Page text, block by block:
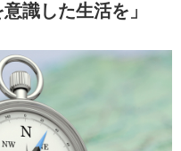
識した生活を」